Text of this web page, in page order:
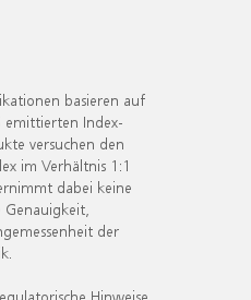
basieren auf
emittierten Index-
versuchen den
im Verhältnis 1:1
dabei keine
der